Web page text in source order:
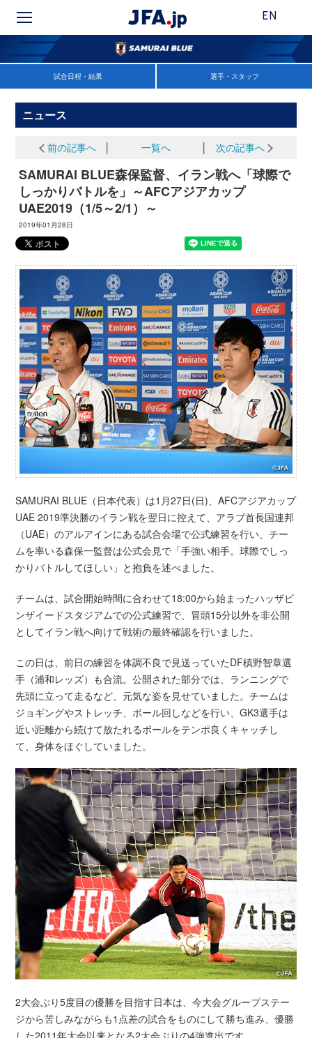
EN
試合日程・結果 選手・スタッフ
ニュース
前の記事へ 一覧へ 次の記事へ
SAMURAI BLUE森保監督、イラン戦へ「球際で
しっかりバトルを」～AFCアジアカップ
UAE2019（1/5～2/1）～
2019年01月28日
SAMURAI BLUE（日本代表）は1月27日(日)、AFCアジアカップ
UAE 2019準決勝のイラン戦を翌日に控えて、アラブ首長国連邦
（UAE）のアルアインにある試合会場で公式練習を行い、チー
ムを率いる森保一監督は公式会見で「手強い相手。球際でしっ
かりバトルしてほしい」と抱負を述べました。
チームは、試合開始時間に合わせて18:00から始まったハッザビ
ンザイードスタジアムでの公式練習で、冒頭15分以外を非公開
としてイラン戦へ向けて戦術の最終確認を行いました。
この日は、前日の練習を体調不良で見送っていたDF槙野智章選
手（浦和レッズ）も合流。公開された部分では、ランニングで
先頭に立って走るなど、元気な姿を見せていました。チームは
ジョギングやストレッチ、ボール回しなどを行い、GK3選手は
近い距離から続けて放たれるボールをテンポ良くキャッチし
て、身体をほぐしていました。
2大会ぶり5度目の優勝を目指す日本は、今大会グループステー
ジから苦しみながらも1点差の試合をものにして勝ち進み、優勝
した2011年大会以来となる2大会ぶりの4強進出です。